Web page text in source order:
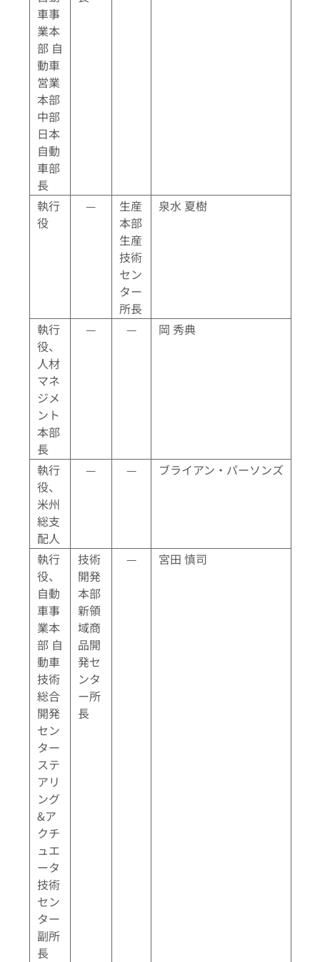
車事
業本
部 自
動車
営業
本部
中部
日本
自動
車部
長
執行
役
—
生産
本部
生産
技術
セン
ター
所長
泉水 夏樹
執行
役、
人材
マネ
ジメ
ント
本部
長
— — 岡 秀典
執行
役、
米州
総支
配人
— — ブライアン・パーソンズ
執行
役、
自動
車事
業本
部 自
動車
技術
総合
開発
セン
ター
ステ
アリ
ング
&ア
クチ
ュエ
ータ
技術
セン
ター
副所
長
技術
開発
本部
新領
域商
品開
発セ
ンタ
ー所
長
— 宮田 慎司